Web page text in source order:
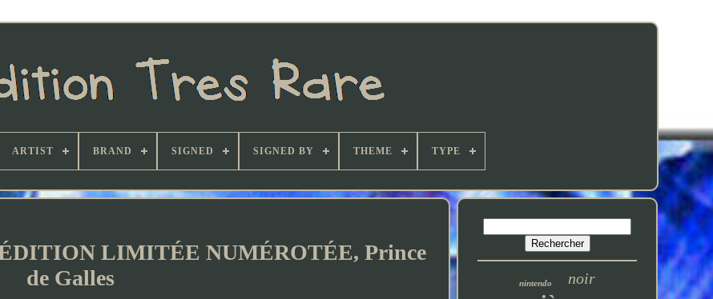
ARTIST BRAND SIGNED SIGNED BY THEME TYPE
LIMITÉE NUMÉROTÉE, Prince
de Galles
nintendo noir